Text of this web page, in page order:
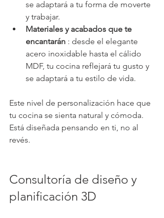
se adaptará a tu forma de moverte
y trabajar.
Materiales y acabados que te
encantarán : desde el elegante
acero inoxidable hasta el cálido
MDF, tu cocina reflejará tu gusto y
se adaptará a tu estilo de vida.
Este nivel de personalización hace que
tu cocina se sienta natural y cómoda.
Está diseñada pensando en ti, no al
revés.
Consultoría de diseño y
planificación 3D